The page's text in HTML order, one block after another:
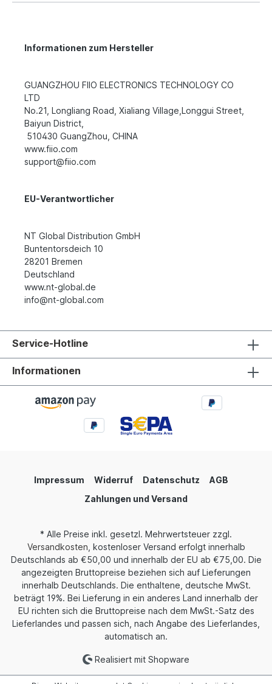
Informationen zum Hersteller
GUANGZHOU FIIO ELECTRONICS TECHNOLOGY CO
LTD
No.21, Longliang Road, Xialiang Village,Longgui Street,
Baiyun District,
510430 GuangZhou, CHINA
www.fiio.com
support@fiio.com
EU-Verantwortlicher
NT Global Distribution GmbH
Buntentorsdeich 10
28201 Bremen
Deutschland
www.nt-global.de
info@nt-global.com
Service-Hotline
Informationen
Impressum Widerruf Datenschutz
AGB
Zahlungen und Versand
* Alle Preise inkl. gesetzl. Mehrwertsteuer zzgl.
Versandkosten , kostenloser Versand erfolgt innerhalb
Deutschlands ab €50,00 und innerhalb der EU ab €75,00. Die
angezeigten Bruttopreise beziehen sich auf Lieferungen
innerhalb Deutschlands. Die enthaltene, deutsche MwSt.
beträgt 19%. Bei Lieferung in ein anderes Land innerhalb der
EU richten sich die Bruttopreise nach dem MwSt.-Satz des
Lieferlandes und passen sich, nach Angabe des Lieferlandes,
automatisch an.
Realisiert mit Shopware